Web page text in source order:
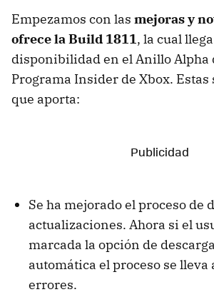
Empezamos con las mejoras y
ofrece la Build 1811, la cual
disponibilidad en el Anillo Alpha
Programa Insider de Xbox. Estas
que aporta:
Se ha mejorado el proceso de
actualizaciones. Ahora si el
marcada la opción de
automática el proceso se lleva
errores.